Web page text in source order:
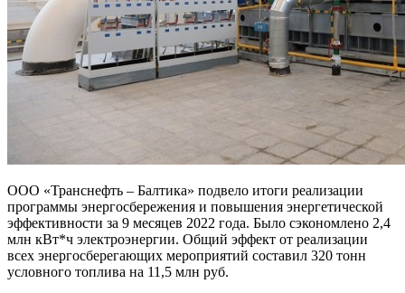
ООО «Транснефть – Балтика» подвело итоги реализации
программы энергосбережения и повышения энергетической
эффективности за 9 месяцев 2022 года. Было сэкономлено 2,4
млн кВт*ч электроэнергии. Общий эффект от реализации
всех энергосберегающих мероприятий составил 320 тонн
условного топлива на 11,5 млн руб.